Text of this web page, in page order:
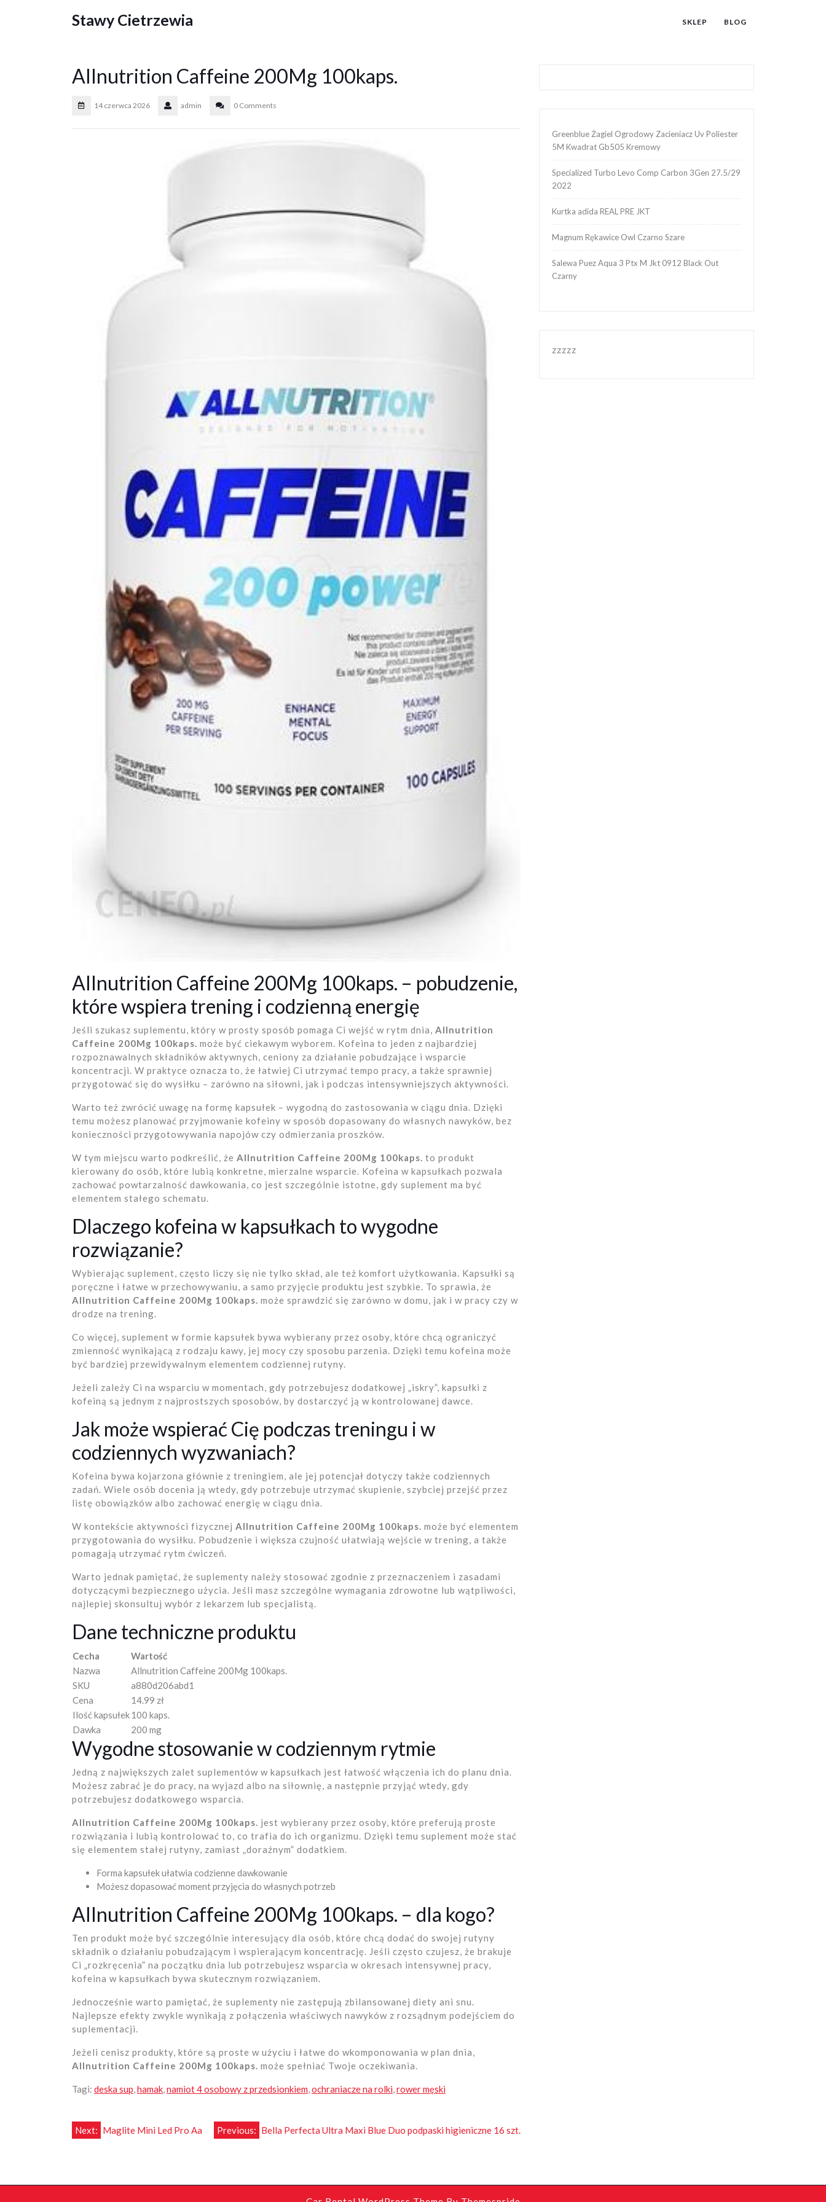
Stawy Cietrzewia SKLEP BLOG
Allnutrition Caffeine 200Mg 100kaps.
14 czerwca 2026 admin 0 Comments
Allnutrition Caffeine 200Mg 100kaps. – pobudzenie,
które wspiera trening i codzienną energię
Jeśli szukasz suplementu, który w prosty sposób pomaga Ci wejść w rytm dnia, Allnutrition
Caffeine 200Mg 100kaps. może być ciekawym wyborem. Kofeina to jeden z najbardziej
rozpoznawalnych składników aktywnych, ceniony za działanie pobudzające i wsparcie
koncentracji. W praktyce oznacza to, że łatwiej Ci utrzymać tempo pracy, a także sprawniej
przygotować się do wysiłku – zarówno na siłowni, jak i podczas intensywniejszych aktywności.
Warto też zwrócić uwagę na formę kapsułek – wygodną do zastosowania w ciągu dnia. Dzięki
temu możesz planować przyjmowanie kofeiny w sposób dopasowany do własnych nawyków, bez
konieczności przygotowywania napojów czy odmierzania proszków.
W tym miejscu warto podkreślić, że Allnutrition Caffeine 200Mg 100kaps. to produkt
kierowany do osób, które lubią konkretne, mierzalne wsparcie. Kofeina w kapsułkach pozwala
zachować powtarzalność dawkowania, co jest szczególnie istotne, gdy suplement ma być
elementem stałego schematu.
Dlaczego kofeina w kapsułkach to wygodne
rozwiązanie?
Wybierając suplement, często liczy się nie tylko skład, ale też komfort użytkowania. Kapsułki są
poręczne i łatwe w przechowywaniu, a samo przyjęcie produktu jest szybkie. To sprawia, że
Allnutrition Caffeine 200Mg 100kaps. może sprawdzić się zarówno w domu, jak i w pracy czy w
drodze na trening.
Co więcej, suplement w formie kapsułek bywa wybierany przez osoby, które chcą ograniczyć
zmienność wynikającą z rodzaju kawy, jej mocy czy sposobu parzenia. Dzięki temu kofeina może
być bardziej przewidywalnym elementem codziennej rutyny.
Jeżeli zależy Ci na wsparciu w momentach, gdy potrzebujesz dodatkowej „iskry”, kapsułki z
kofeiną są jednym z najprostszych sposobów, by dostarczyć ją w kontrolowanej dawce.
Jak może wspierać Cię podczas treningu i w
codziennych wyzwaniach?
Kofeina bywa kojarzona głównie z treningiem, ale jej potencjał dotyczy także codziennych
zadań. Wiele osób docenia ją wtedy, gdy potrzebuje utrzymać skupienie, szybciej przejść przez
listę obowiązków albo zachować energię w ciągu dnia.
W kontekście aktywności fizycznej Allnutrition Caffeine 200Mg 100kaps. może być elementem
przygotowania do wysiłku. Pobudzenie i większa czujność ułatwiają wejście w trening, a także
pomagają utrzymać rytm ćwiczeń.
Warto jednak pamiętać, że suplementy należy stosować zgodnie z przeznaczeniem i zasadami
dotyczącymi bezpiecznego użycia. Jeśli masz szczególne wymagania zdrowotne lub wątpliwości,
najlepiej skonsultuj wybór z lekarzem lub specjalistą.
Dane techniczne produktu
Cecha
Wartość
Nazwa
Allnutrition Caffeine 200Mg 100kaps.
SKU
a880d206abd1
Cena
14.99 zł
Ilość kapsułek100 kaps.
Dawka
200 mg
Wygodne stosowanie w codziennym rytmie
Jedną z największych zalet suplementów w kapsułkach jest łatwość włączenia ich do planu dnia.
Możesz zabrać je do pracy, na wyjazd albo na siłownię, a następnie przyjąć wtedy, gdy
potrzebujesz dodatkowego wsparcia.
Allnutrition Caffeine 200Mg 100kaps. jest wybierany przez osoby, które preferują proste
rozwiązania i lubią kontrolować to, co trafia do ich organizmu. Dzięki temu suplement może stać
się elementem stałej rutyny, zamiast „doraźnym” dodatkiem.
Forma kapsułek ułatwia codzienne dawkowanie
Możesz dopasować moment przyjęcia do własnych potrzeb
Allnutrition Caffeine 200Mg 100kaps. – dla kogo?
Ten produkt może być szczególnie interesujący dla osób, które chcą dodać do swojej rutyny
składnik o działaniu pobudzającym i wspierającym koncentrację. Jeśli często czujesz, że brakuje
Ci „rozkręcenia” na początku dnia lub potrzebujesz wsparcia w okresach intensywnej pracy,
kofeina w kapsułkach bywa skutecznym rozwiązaniem.
Jednocześnie warto pamiętać, że suplementy nie zastępują zbilansowanej diety ani snu.
Najlepsze efekty zwykle wynikają z połączenia właściwych nawyków z rozsądnym podejściem do
suplementacji.
Jeżeli cenisz produkty, które są proste w użyciu i łatwe do wkomponowania w plan dnia,
Allnutrition Caffeine 200Mg 100kaps. może spełniać Twoje oczekiwania.
Tagi: deska sup,hamak,namiot 4 osobowy z przedsionkiem,ochraniacze na rolki,rower męski
Nawigacja
Previous: Bella Perfecta Ultra Maxi Blue Duo podpaski higieniczne 16 szt.
Next: Maglite Mini Led Pro Aa
Greenblue Żagiel Ogrodowy Zacieniacz Uv Poliester
5M Kwadrat Gb505 Kremowy
Specialized Turbo Levo Comp Carbon 3Gen 27.5/29
2022
Kurtka adida REAL PRE JKT
Magnum Rękawice Owl Czarno Szare
Salewa Puez Aqua 3 Ptx M Jkt 0912 Black Out
Czarny
zzzzz